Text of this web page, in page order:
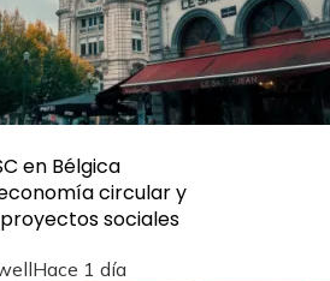
en Bélgica
circular y
sociales
Hace 1 día